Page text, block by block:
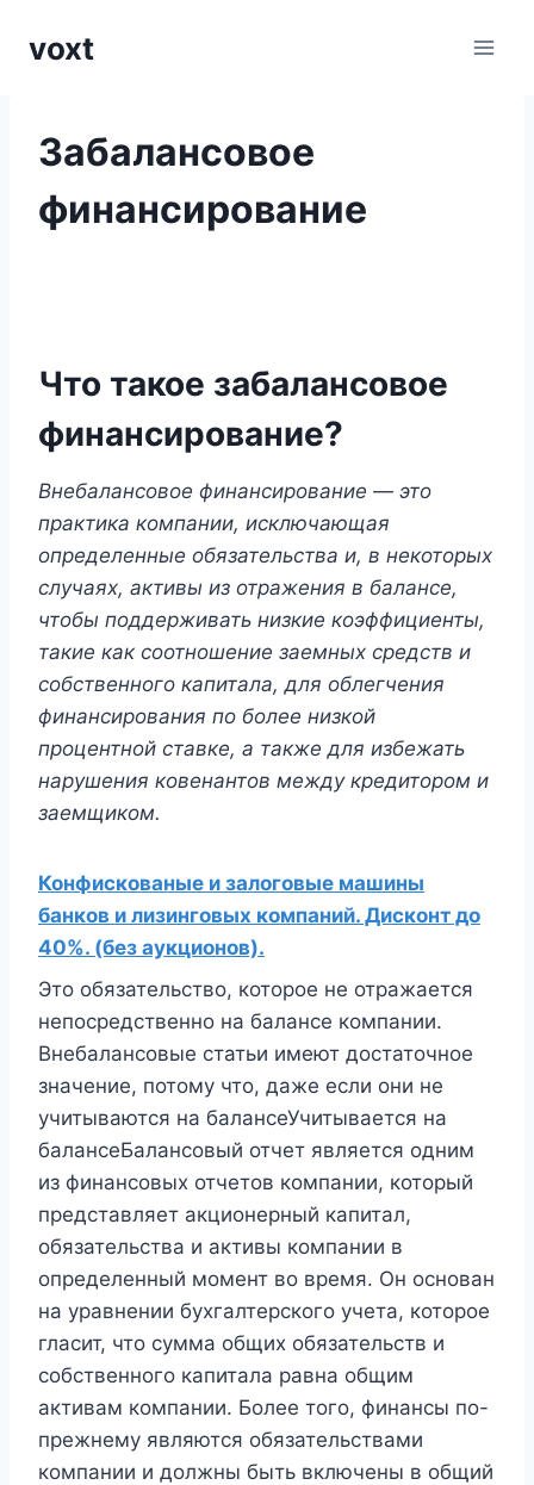
voxt
Забалансовое
финансирование
Что такое забалансовое
финансирование?
Внебалансовое финансирование — это
практика компании, исключающая
определенные обязательства и, в некоторых
случаях, активы из отражения в балансе,
чтобы поддерживать низкие коэффициенты,
такие как соотношение заемных средств и
собственного капитала, для облегчения
финансирования по более низкой
процентной ставке, а также для избежать
нарушения ковенантов между кредитором и
заемщиком.
Конфискованые и залоговые машины
банков и лизинговых компаний. Дисконт до
40%. (без аукционов).
Это обязательство, которое не отражается
непосредственно на балансе компании.
Внебалансовые статьи имеют достаточное
значение, потому что, даже если они не
учитываются на балансеУчитывается на
балансеБалансовый отчет является одним
из финансовых отчетов компании, который
представляет акционерный капитал,
обязательства и активы компании в
определенный момент во время. Он основан
на уравнении бухгалтерского учета, которое
гласит, что сумма общих обязательств и
собственного капитала равна общим
активам компании. Более того, финансы по-
прежнему являются обязательствами
компании и должны быть включены в общий